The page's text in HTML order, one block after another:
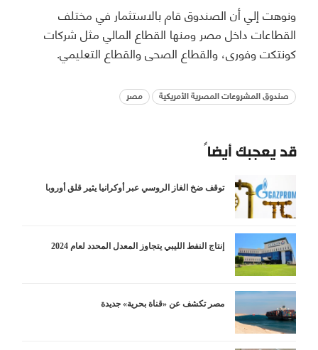
ونوهت إلي أن الصندوق قام بالاستثمار في مختلف
القطاعات داخل مصر ومنها القطاع المالي مثل شركات
كونتكت وفورى، والقطاع الصحى والقطاع التعليمي.
صندوق المشروعات المصرية الأمريكية مصر
قد يعجبك أيضاً
توقف ضخ الغاز الروسي عبر أوكرانيا يثير قلق أوروبا
إنتاج النفط الليبي يتجاوز المعدل المحدد لعام 2024
مصر تكشف عن «قناة بحرية» جديدة